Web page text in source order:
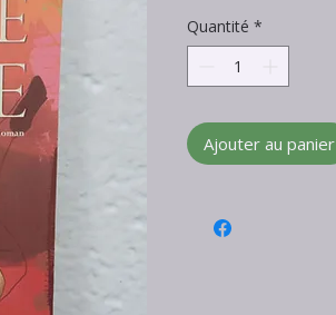
Quantité *
Ajouter au panier